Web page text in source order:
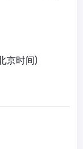
京时间)